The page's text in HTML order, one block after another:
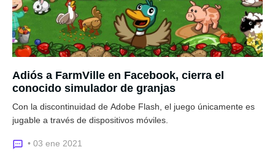
Adiós a FarmVille en Facebook, cierra el
conocido simulador de granjas
Con la discontinuidad de Adobe Flash, el juego únicamente es
jugable a través de dispositivos móviles.
• 03 ene 2021